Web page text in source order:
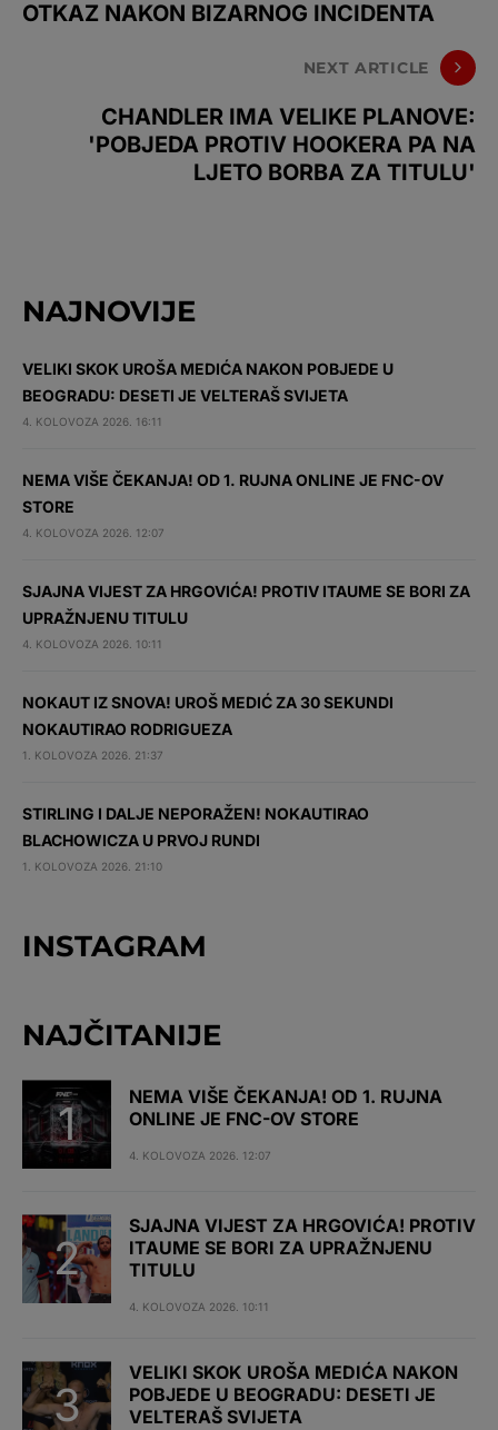
OTKAZ NAKON BIZARNOG INCIDENTA
NEXT ARTICLE
CHANDLER IMA VELIKE PLANOVE:
'POBJEDA PROTIV HOOKERA PA NA
LJETO BORBA ZA TITULU'
NAJNOVIJE
VELIKI SKOK UROŠA MEDIĆA NAKON POBJEDE U
BEOGRADU: DESETI JE VELTERAŠ SVIJETA
4. KOLOVOZA 2026. 16:11
NEMA VIŠE ČEKANJA! OD 1. RUJNA ONLINE JE FNC-OV
STORE
4. KOLOVOZA 2026. 12:07
SJAJNA VIJEST ZA HRGOVIĆA! PROTIV ITAUME SE BORI ZA
UPRAŽNJENU TITULU
4. KOLOVOZA 2026. 10:11
NOKAUT IZ SNOVA! UROŠ MEDIĆ ZA 30 SEKUNDI
NOKAUTIRAO RODRIGUEZA
1. KOLOVOZA 2026. 21:37
STIRLING I DALJE NEPORAŽEN! NOKAUTIRAO
BLACHOWICZA U PRVOJ RUNDI
1. KOLOVOZA 2026. 21:10
INSTAGRAM
NAJČITANIJE
NEMA VIŠE ČEKANJA! OD 1. RUJNA
ONLINE JE FNC-OV STORE
4. KOLOVOZA 2026. 12:07
SJAJNA VIJEST ZA HRGOVIĆA! PROTIV
ITAUME SE BORI ZA UPRAŽNJENU
TITULU
4. KOLOVOZA 2026. 10:11
VELIKI SKOK UROŠA MEDIĆA NAKON
POBJEDE U BEOGRADU: DESETI JE
VELTERAŠ SVIJETA